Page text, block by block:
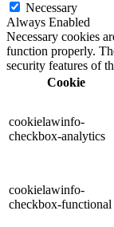
Necessary
Always Enabled
Necessary cookies
function properly.
security features of
Cookie
cookielawinfo-
checkbox-analytics
cookielawinfo-
checkbox-functional